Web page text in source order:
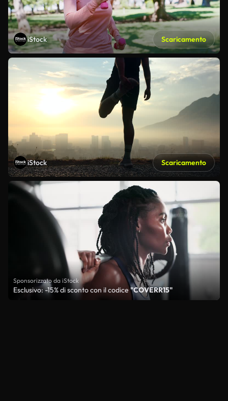
iStock Scaricamento
iStock Scaricamento
Sponsorizzato da iStock
Esclusivo: -15% di sconto con il codice"COVERR15"